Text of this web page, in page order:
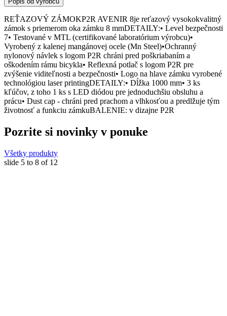
REŤAZOVÝ ZÁMOKP2R AVENIR 8je reťazový vysokokvalitný
zámok s priemerom oka zámku 8 mmDETAILY:• Level bezpečnosti
7• Testované v MTL (certifikované laboratórium výrobcu)•
Vyrobený z kalenej mangánovej ocele (Mn Steel)•Ochranný
nylonový návlek s logom P2R chráni pred poškriabaním a
oškodením rámu bicykla• Reflexná potlač s logom P2R pre
zvýšenie viditeľnosti a bezpečnosti• Logo na hlave zámku vyrobené
technológiou laser printingDETAILY:• Dĺžka 1000 mm• 3 ks
kľúčov, z toho 1 ks s LED diódou pre jednoduchšiu obsluhu a
prácu• Dust cap - chráni pred prachom a vlhkosťou a predlžuje tým
životnosť a funkciu zámkuBALENIE: v dizajne P2R
Pozrite si novinky v ponuke
Všetky produkty
slide 5 to 8 of 12